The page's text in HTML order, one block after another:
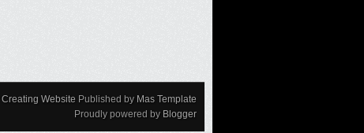
Creating Website Published by Mas Template
Proudly powered by Blogger